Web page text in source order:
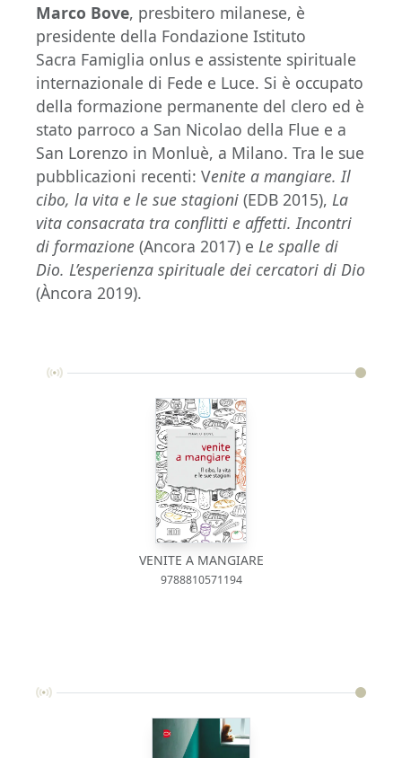
Marco Bove, presbitero milanese, è
presidente della Fondazione Istituto
Sacra Famiglia onlus e assistente spirituale
internazionale di Fede e Luce. Si è occupato
della formazione permanente del clero ed è
stato parroco a San Nicolao della Flue e a
San Lorenzo in Monluè, a Milano. Tra le sue
pubblicazioni recenti: Venite a mangiare. Il
cibo, la vita e le sue stagioni (EDB 2015), La
vita consacrata tra conflitti e affetti. Incontri
di formazione (Ancora 2017) e Le spalle di
Dio. L’esperienza spirituale dei cercatori di Dio
(Àncora 2019).
VENITE A MANGIARE
9788810571194